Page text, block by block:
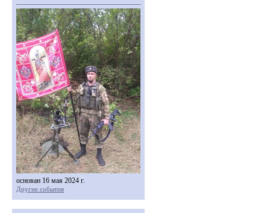
основан 16 мая 2024 г.
Другие события